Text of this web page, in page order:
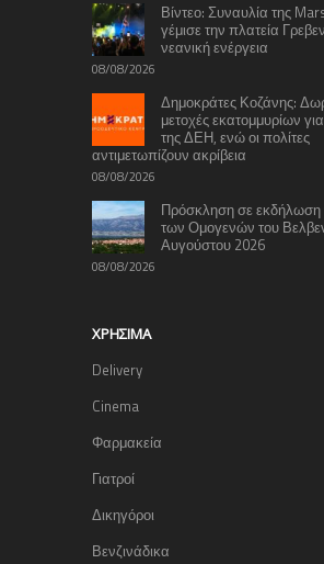
Βίντεο: Συναυλία της
γέμισε την πλατεία
νεανική ενέργεια
08/08/2026
Δημοκράτες Κοζάνης:
μετοχές εκατομμυρίων
της ΔΕΗ, ενώ οι πολίτες
αντιμετωπίζουν ακρίβεια
08/08/2026
Πρόσκληση σε εκδήλωση
των Ομογενών του
Αυγούστου 2026
08/08/2026
ΧΡΉΣΙΜΑ
Delivery
Cinema
Φαρμακεία
Γιατροί
Δικηγόροι
Βενζινάδικα